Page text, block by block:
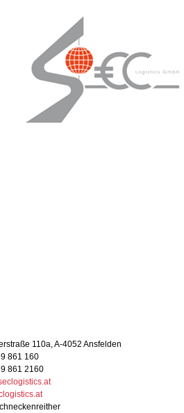
110a, A-4052 Ansfelden
861 160
861 2160